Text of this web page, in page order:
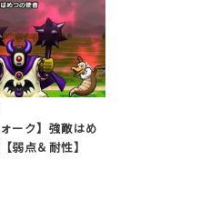
ーク】強敵はめ
弱点＆耐性】